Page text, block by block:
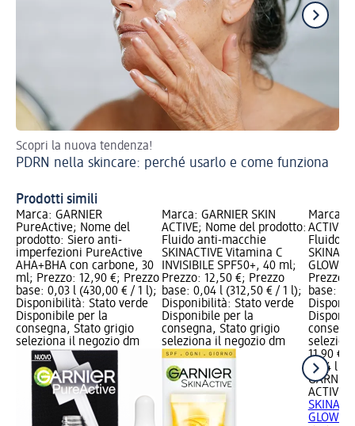
Scopri la nuova tendenza!
PDRN nella skincare: perché usarlo e come funziona
Prodotti simili
Marca: GARNIER
PureActive; Nome del
prodotto: Siero anti-
imperfezioni PureActive
AHA+BHA con carbone, 30
ml; Prezzo: 12,90 €; Prezzo
base: 0,03 l (430,00 € / 1 l);
Disponibilità: Stato verde
Disponibile per la
consegna, Stato grigio
seleziona il negozio dm
Marca: GARNIER SKIN
ACTIVE; Nome del prodotto:
Fluido anti-macchie
SKINACTIVE Vitamina C
INVISIBILE SPF50+, 40 ml;
Prezzo: 12,50 €; Prezzo
base: 0,04 l (312,50 € / 1 l);
Disponibilità: Stato verde
Disponibile per la
consegna, Stato grigio
seleziona il negozio dm
Marca:
Fluido
GLOW
Prezzo:
base:
11,90 €
0,04 l
ACTIVE